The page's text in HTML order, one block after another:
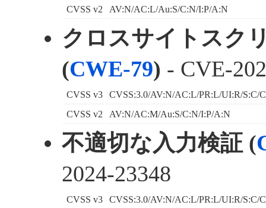
CVSS v2
AV:N/AC:L/Au:S/C:N/I:P/A:N
クロスサイトスク
(CWE-79) - CVE-
CVSS v3
CVSS:3.0/AV:N/AC:L/PR:L/UI:R/S:C/
CVSS v2
AV:N/AC:M/Au:S/C:N/I:P/A:N
不適切な入力検証 (
2024-23348
CVSS v3
CVSS:3.0/AV:N/AC:L/PR:L/UI:R/S:C/